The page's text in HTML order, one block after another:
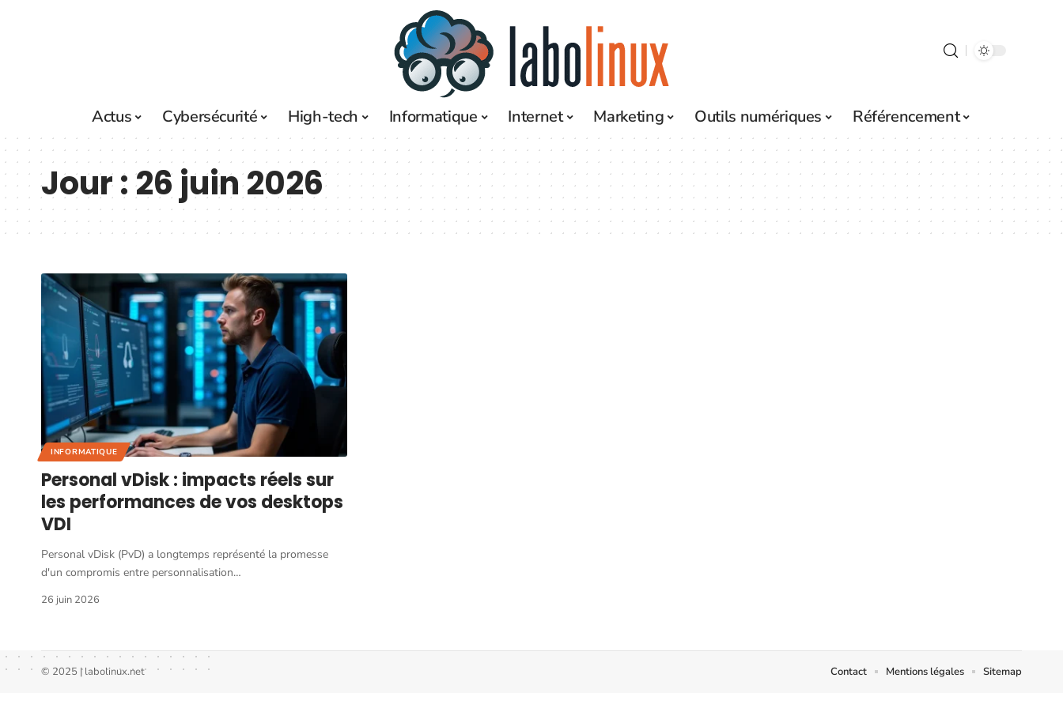
Actus Cybersécurité High-tech Informatique Internet Marketing Outils numériques Référencement
Jour :26 juin 2026
INFORMATIQUE
Personal vDisk : impacts réels sur
les performances de vos desktops
VDI
Personal vDisk (PvD) a longtemps représenté la promesse
d'un compromis entre personnalisation…
26 juin 2026
© 2025 | labolinux.net Contact Mentions légales Sitemap